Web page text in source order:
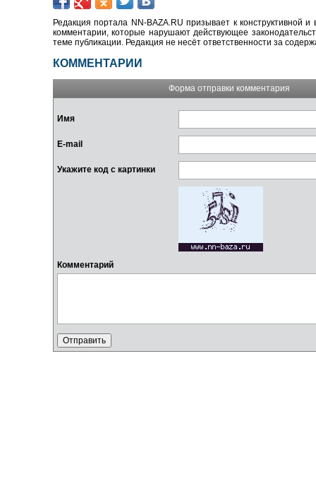
Редакция портала NN-BAZA.RU призывает к конструктивной
комментарии, которые нарушают действующее
теме публикации. Редакция не несёт ответственности за
КОММЕНТАРИИ
Форма отправки комментария
Имя
E-mail
Укажите код с картинки
Комментарий